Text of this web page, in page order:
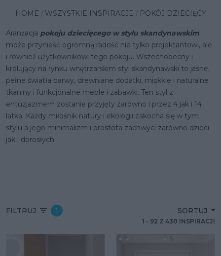
HOME WSZYSTKIE INSPIRACJE POKÓJ DZIECIĘCY
Aranżacja pokoju dziecięcego w stylu skandynawskim
może przynieść ogromną radość nie tylko projektantowi, ale
i również użytkownikowi tego pokoju. Wszechobecny i
królujący na rynku wnętrzarskim styl skandynawski to jasne,
pełne światła barwy, drewniane dodatki, miękkie i naturalne
tkaniny i funkcjonalne meble i zabawki. Ten styl z
entuzjazmem zostanie przyjęty zarówno i przez 4 jak i 14
latka. Każdy miłośnik natury i ekologii zakocha się w tym
stylu a jego minimalizm i prostota zachwyci zarówno dzieci
jak i dorosłych.
FILTRUJ 1 SORTUJ
1 - 92 Z 430 INSPIRACJI